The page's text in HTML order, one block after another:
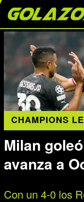
CHAMPIONS
Milan
avanza a
Con un 4-0 los